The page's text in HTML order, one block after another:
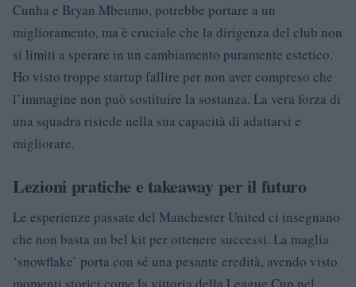
Cunha e Bryan Mbeumo, potrebbe portare a un
miglioramento, ma è cruciale che la dirigenza del club non
si limiti a sperare in un cambiamento puramente estetico.
Ho visto troppe startup fallire per non aver compreso che
l’immagine non può sostituire la sostanza. La vera forza di
una squadra risiede nella sua capacità di adattarsi e
migliorare.
Lezioni pratiche e takeaway per il futuro
Le esperienze passate del Manchester United ci insegnano
che non basta un bel kit per ottenere successi. La maglia
‘snowflake’ porta con sé una pesante eredità, avendo visto